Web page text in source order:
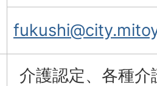
介護認定、各種介